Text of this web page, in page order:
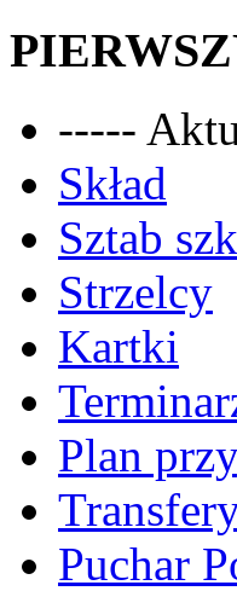
-----
Skład
Sztab
Strzelcy
Kartki
Plan
Puchar